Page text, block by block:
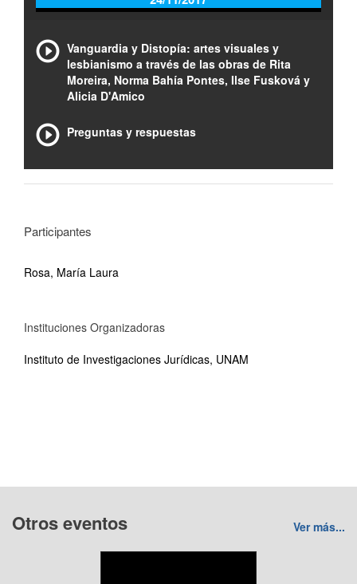
Vanguardia y Distopía: artes visuales y
lesbianismo a través de las obras de Rita
Moreira, Norma Bahía Pontes, Ilse Fusková y
Alicia D'Amico
Preguntas y respuestas
Participantes
Rosa, María Laura
Instituciones Organizadoras
Instituto de Investigaciones Jurídicas, UNAM
Otros eventos Ver más...